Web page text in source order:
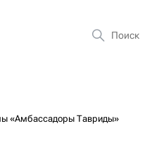
«Амбассадоры Тавриды»